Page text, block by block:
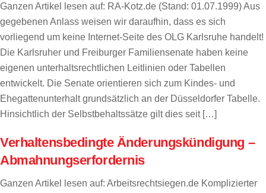
Ganzen Artikel lesen auf: RA-Kotz.de (Stand: 01.07.1999) Aus
gegebenen Anlass weisen wir daraufhin, dass es sich
vorliegend um keine Internet-Seite des OLG Karlsruhe handelt!
Die Karlsruher und Freiburger Familiensenate haben keine
eigenen unterhaltsrechtlichen Leitlinien oder Tabellen
entwickelt. Die Senate orientieren sich zum Kindes- und
Ehegattenunterhalt grundsätzlich an der Düsseldorfer Tabelle.
Hinsichtlich der Selbstbehaltssätze gilt dies seit […]
Verhaltensbedingte Änderungskündigung –
Abmahnungserfordernis
Ganzen Artikel lesen auf: Arbeitsrechtsiegen.de Komplizierter